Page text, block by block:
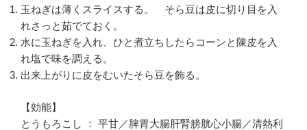
玉ねぎは薄くスライスする。 そら豆は皮に切り目を入
れさっと茹でておく。
水に玉ねぎを入れ、ひと煮立ちしたらコーンと陳皮を入
れ塩で味を調える。
出来上がりに皮をむいたそら豆を飾る。
【効能】
とうもろこし ： 平甘／脾胃大腸肝腎膀胱心小腸／清熱利